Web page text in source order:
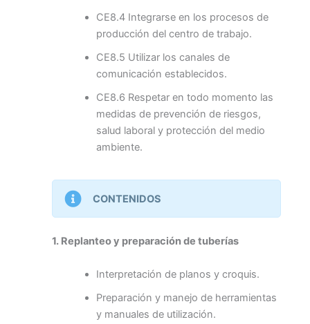
CE8.4 Integrarse en los procesos de
producción del centro de trabajo.
CE8.5 Utilizar los canales de
comunicación establecidos.
CE8.6 Respetar en todo momento las
medidas de prevención de riesgos,
salud laboral y protección del medio
ambiente.
CONTENIDOS
1. Replanteo y preparación de tuberías
Interpretación de planos y croquis.
Preparación y manejo de herramientas
y manuales de utilización.